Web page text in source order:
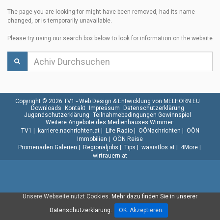
The page you are looking for might have been removed, had its name
changed, or is temporarily unavailable.
Please try using our search box below to look for information on the website
Unsere Webseite nutzt Cookies. Mehr dazu finden Sie in unserer
Datenschutzerklärung.
OK. Akzeptieren.
Copyright © 2026 TV1 - Web Design & Entwicklung von MELHORN.EU
Downloads
Kontakt Impressum
Datenschutzerklärung
Jugendschutzerklärung Teilnahmebedingungen Gewinnspiel
Weitere Angebote des Medienhauses Wimmer:
TV1
karriere.nachrichten.at| Life Radio| OÖNachrichten
OÖN
Immobilien
OÖN Reise
Promenaden Galerien
Regionaljobs Tips wasistlos.at| 4More|
wirtrauern.at